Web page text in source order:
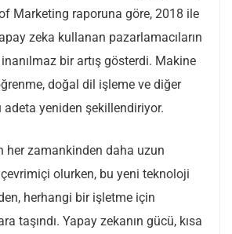
Marketing raporuna göre, 2018 ile
zeka kullanan pazarlamacıların
inanılmaz bir artış gösterdi. Makine
doğal dil işleme ve diğer
yeniden şekillendiriyor.
her zamankinden daha uzun
olurken, bu yeni teknoloji
herhangi bir işletme için
taşındı. Yapay zekanın gücü, kısa